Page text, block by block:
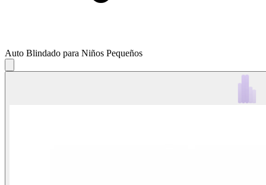
Auto Blindado para Niños Pequeños